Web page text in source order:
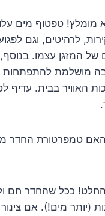
מומלץ! טפטוף מים
לרהיטים, וגם
של המזגן עצמו.
מושלמת להתפתחות
האוויר בבית. עדיף
האם טמפרטורת החדר
ככל שהחדר חם
(יותר מים!). אם